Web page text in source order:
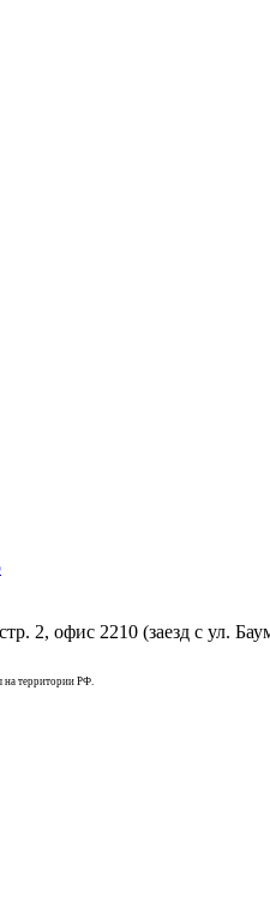
2, офис 2210 (заезд с ул.
на территории РФ.